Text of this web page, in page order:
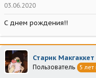
03.06.2020
С днем рождения!!
Старик Макгаккет
Пользователь 5